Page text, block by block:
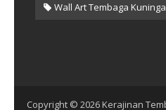
Wall Art Tembaga
Copyright © 2026Kerajinan